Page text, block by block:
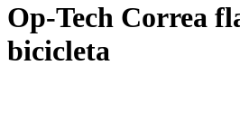
Op-Tech Correa
bicicleta